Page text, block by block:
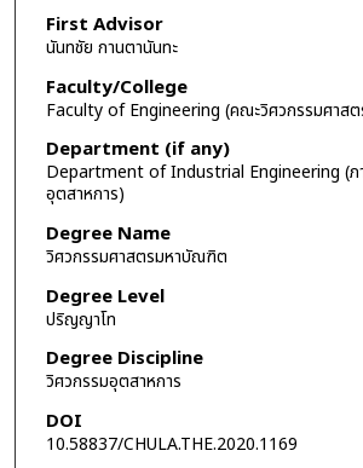
First Advisor
นันทชัย กานตานันทะ
Faculty/College
Faculty of Engineering (คณะวิศวกรรมศาส
Department (if any)
Department of Industrial Engineering (ภ
อุตสาหการ)
Degree Name
วิศวกรรมศาสตรมหาบัณฑิต
Degree Level
ปริญญาโท
Degree Discipline
วิศวกรรมอุตสาหการ
DOI
10.58837/CHULA.THE.2020.1169